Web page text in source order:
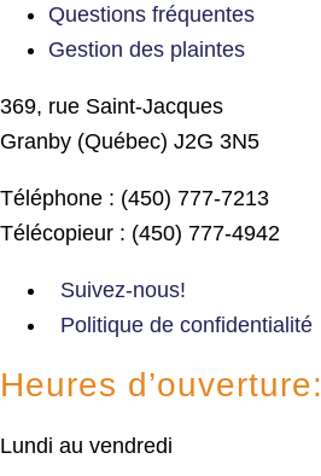
Questions fréquentes
Gestion des plaintes
369, rue Saint-Jacques
Granby (Québec) J2G 3N5
Téléphone : (450) 777-7213
Télécopieur : (450) 777-4942
Suivez-nous!
Politique de confidentialité
Heures d’ouverture:
Lundi au vendredi